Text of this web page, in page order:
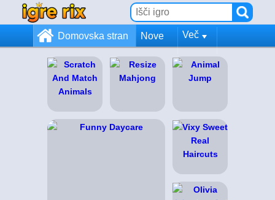
Domovska stran Nove Več